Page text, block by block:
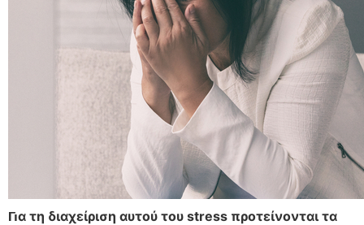
Για τη διαχείριση αυτού του stress προτείνονται τα